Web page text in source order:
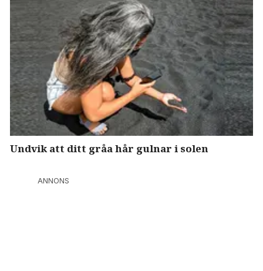
Undvik att ditt gråa hår gulnar i solen
ANNONS